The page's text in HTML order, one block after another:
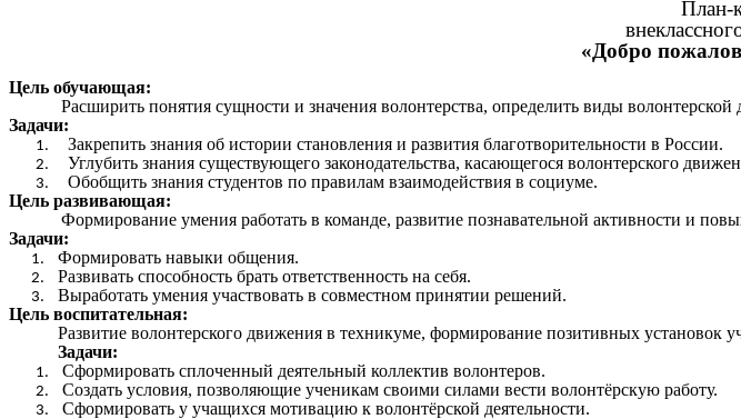
План-
«Добро
Цель обучающая:
Расширить понятия сущности и значения волонтерства, определить виды волонтерской
Задачи:
Закрепить знания об истории становления и развития благотворительности в России.
Углубить знания существующего законодательства, касающегося волонтерского
Обобщить знания студентов по правилам взаимодействия в социуме.
Цель развивающая:
Формирование умения работать в команде, развитие познавательной активности и
Задачи:
Формировать навыки общения.
Развивать способность брать ответственность на себя.
Выработать умения участвовать в совместном принятии решений.
Цель воспитательная:
Развитие волонтерского движения в техникуме, формирование позитивных установок
Задачи:
Сформировать сплоченный деятельный коллектив волонтеров.
Создать условия, позволяющие ученикам своими силами вести волонтёрскую работу.
Сформировать у учащихся мотивацию к волонтёрской деятельности.